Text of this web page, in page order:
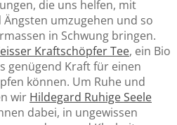
die uns helfen, mit
umzugehen und so
in Schwung bringen.
Kraftschöpfer Tee, ein Bio
genügend Kraft für einen
können. Um Ruhe und
wir Hildegard Ruhige Seele
dabei, in ungewissen